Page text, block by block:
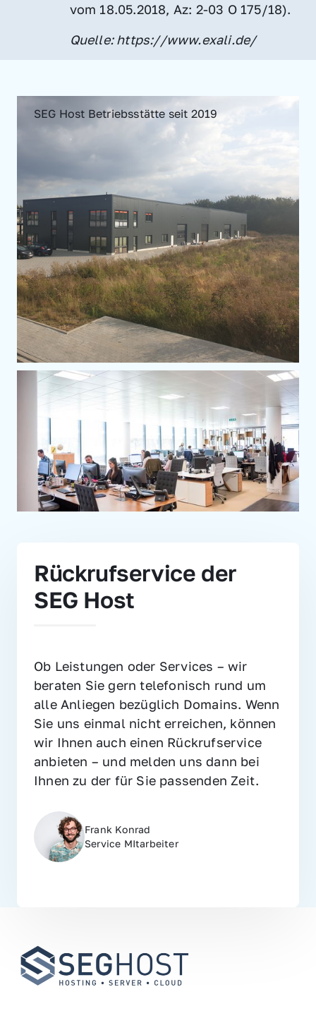
vom 18.05.2018, Az: 2-03 O 175/18).
Quelle: https://www.exali.de/
SEG Host Betriebsstätte seit 2019
Rückrufservice der
SEG Host
Ob Leistungen oder Services – wir
beraten Sie gern telefonisch rund um
alle Anliegen bezüglich Domains. Wenn
Sie uns einmal nicht erreichen, können
wir Ihnen auch einen Rückrufservice
anbieten – und melden uns dann bei
Ihnen zu der für Sie passenden Zeit.
Frank Konrad
Service MItarbeiter